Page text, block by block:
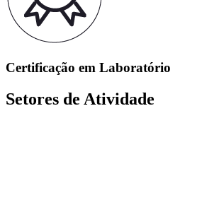
Certificação em Laboratório
Setores de Atividade